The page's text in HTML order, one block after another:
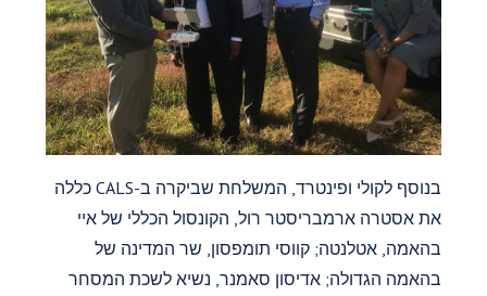
בנוסף לקולי ופינטרד, המשלחת שביקרה ב-CALS כללה
את אסטרה ארמבריסטר רול, הקונסול הכללי של איי
בהאמה, אטלנטה; קווסי תומפסון, שר המדינה של
בהאמה הגדולה; אדיסון סאמנר, נשיא לשכת המסחר